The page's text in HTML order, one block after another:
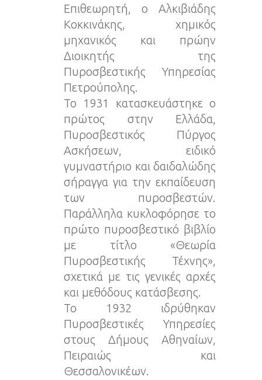
Επιθεωρητή, ο Αλκιβιάδης
Κοκκινάκης, χημικός
μηχανικός και πρώην
Διοικητής της
Πυροσβεστικής Υπηρεσίας
Πετρούπολης.
Το 1931 κατασκευάστηκε ο
πρώτος στην Ελλάδα,
Πυροσβεστικός Πύργος
Ασκήσεων, ειδικό
γυμναστήριο και δαιδαλώδης
σήραγγα για την εκπαίδευση
των πυροσβεστών.
Παράλληλα κυκλοφόρησε το
πρώτο πυροσβεστικό βιβλίο
με τίτλο «Θεωρία
Πυροσβεστικής Τέχνης»,
σχετικά με τις γενικές αρχές
και μεθόδους κατάσβεσης.
Το 1932 ιδρύθηκαν
Πυροσβεστικές Υπηρεσίες
στους Δήμους Αθηναίων,
Πειραιώς και
Θεσσαλονικέων.